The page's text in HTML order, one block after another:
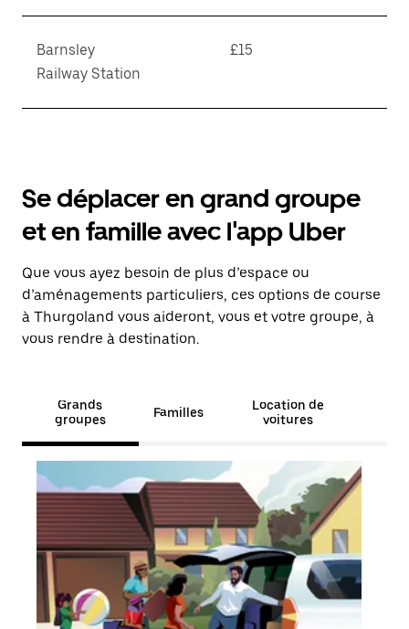
Barnsley
Railway Station
£15
Se déplacer en grand groupe
et en famille avec l'app Uber
Que vous ayez besoin de plus d’espace ou
d’aménagements particuliers, ces options de course
à Thurgoland vous aideront, vous et votre groupe, à
vous rendre à destination.
Grands
groupes
Familles
Location de
voitures